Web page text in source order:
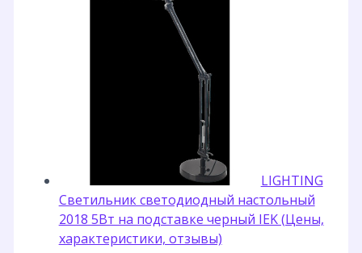
LIGHTING
Светильник светодиодный настольный
2018 5Вт на подставке черный IEK (Цены,
характеристики, отзывы)